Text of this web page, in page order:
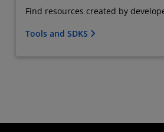
Find resources created by
Tools and SDKS